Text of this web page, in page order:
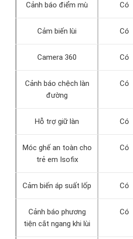
Cảnh báo điểm mù Có
Cảm biến lùi Có
Camera 360 Có
Cảnh báo chệch làn
đường
Có
Hỗ trợ giữ làn Có
Móc ghế an toàn cho
trẻ em Isofix
Có
Cảm biến áp suất lốp Có
Cảnh báo phương
tiện cắt ngang khi lùi
Có